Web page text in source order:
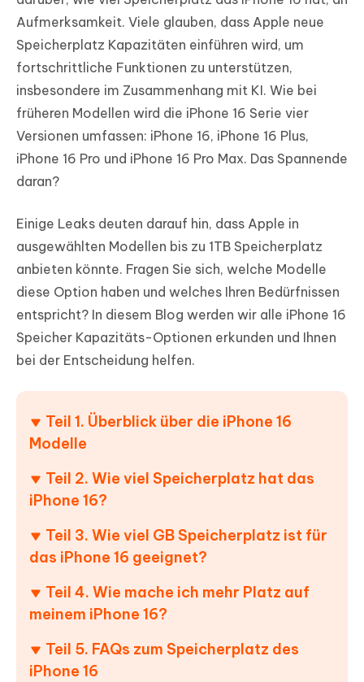
Aufmerksamkeit. Viele glauben, dass Apple neue
Speicherplatz Kapazitäten einführen wird, um
fortschrittliche Funktionen zu unterstützen,
insbesondere im Zusammenhang mit KI. Wie bei
früheren Modellen wird die iPhone 16 Serie vier
Versionen umfassen: iPhone 16, iPhone 16 Plus,
iPhone 16 Pro und iPhone 16 Pro Max. Das Spannende
daran?
Einige Leaks deuten darauf hin, dass Apple in
ausgewählten Modellen bis zu 1TB Speicherplatz
anbieten könnte. Fragen Sie sich, welche Modelle
diese Option haben und welches Ihren Bedürfnissen
entspricht? In diesem Blog werden wir alle iPhone 16
Speicher Kapazitäts-Optionen erkunden und Ihnen
bei der Entscheidung helfen.
Teil 1. Überblick über die iPhone 16
Modelle
Teil 2. Wie viel Speicherplatz hat das
iPhone 16?
Teil 3. Wie viel GB Speicherplatz ist für
das iPhone 16 geeignet?
Teil 4. Wie mache ich mehr Platz auf
meinem iPhone 16?
Teil 5. FAQs zum Speicherplatz des
iPhone 16